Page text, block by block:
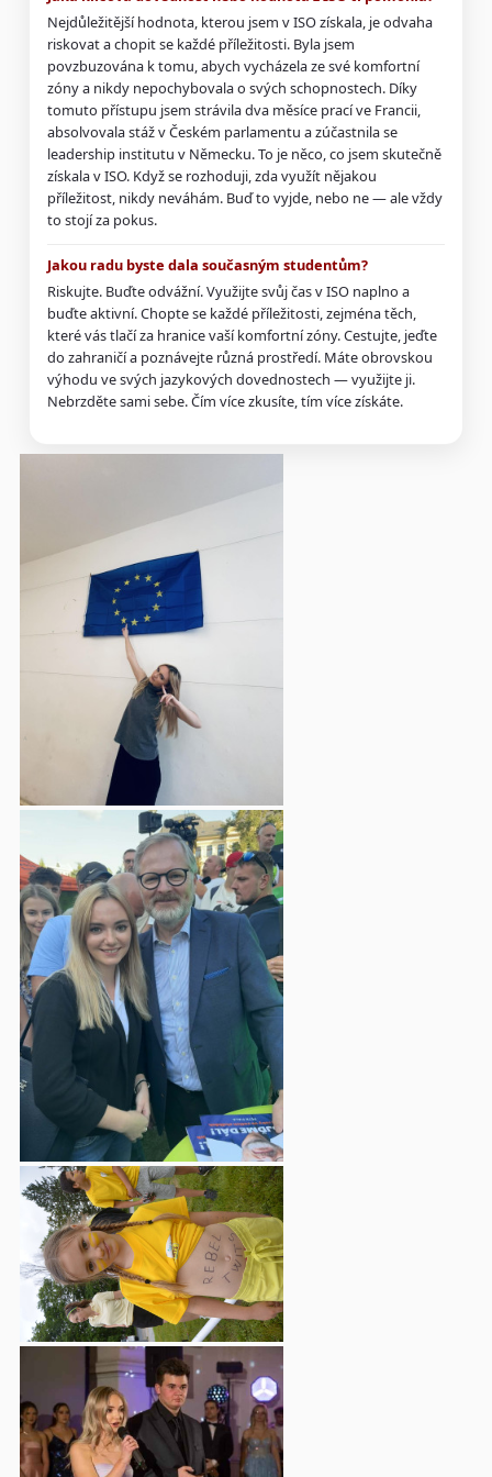
Nejdůležitější hodnota, kterou jsem v ISO získala, je odvaha
riskovat a chopit se každé příležitosti. Byla jsem
povzbuzována k tomu, abych vycházela ze své komfortní
zóny a nikdy nepochybovala o svých schopnostech. Díky
tomuto přístupu jsem strávila dva měsíce prací ve Francii,
absolvovala stáž v Českém parlamentu a zúčastnila se
leadership institutu v Německu. To je něco, co jsem skutečně
získala v ISO. Když se rozhoduji, zda využít nějakou
příležitost, nikdy neváhám. Buď to vyjde, nebo ne — ale vždy
to stojí za pokus.
Jakou radu byste dala současným studentům?
Riskujte. Buďte odvážní. Využijte svůj čas v ISO naplno a
buďte aktivní. Chopte se každé příležitosti, zejména těch,
které vás tlačí za hranice vaší komfortní zóny. Cestujte, jeďte
do zahraničí a poznávejte různá prostředí. Máte obrovskou
výhodu ve svých jazykových dovednostech — využijte ji.
Nebrzděte sami sebe. Čím více zkusíte, tím více získáte.